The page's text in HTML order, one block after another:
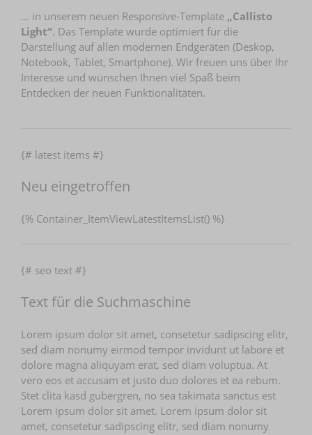
... in unserem neuen Responsive-Template „Callisto
Light“. Das Template wurde optimiert für die
Darstellung auf allen modernen Endgeräten (Deskop,
Notebook, Tablet, Smartphone). Wir freuen uns über Ihr
Interesse und wünschen Ihnen viel Spaß beim
Entdecken der neuen Funktionalitäten.
{# latest items #}
Neu eingetroffen
{% Container_ItemViewLatestItemsList() %}
{# seo text #}
Text für die Suchmaschine
Lorem ipsum dolor sit amet, consetetur sadipscing elitr,
sed diam nonumy eirmod tempor invidunt ut labore et
dolore magna aliquyam erat, sed diam voluptua. At
vero eos et accusam et justo duo dolores et ea rebum.
Stet clita kasd gubergren, no sea takimata sanctus est
Lorem ipsum dolor sit amet. Lorem ipsum dolor sit
amet, consetetur sadipscing elitr, sed diam nonumy